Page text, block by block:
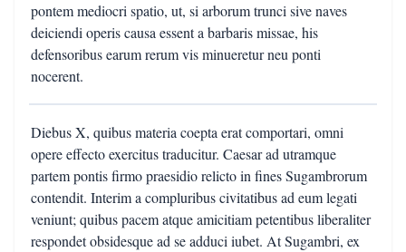
pontem mediocri spatio, ut, si arborum trunci sive naves
deiciendi operis causa essent a barbaris missae, his
defensoribus earum rerum vis minueretur neu ponti
nocerent.
Diebus X, quibus materia coepta erat comportari, omni
opere effecto exercitus traducitur. Caesar ad utramque
partem pontis firmo praesidio relicto in fines Sugambrorum
contendit. Interim a compluribus civitatibus ad eum legati
veniunt; quibus pacem atque amicitiam petentibus liberaliter
respondet obsidesque ad se adduci iubet. At Sugambri, ex